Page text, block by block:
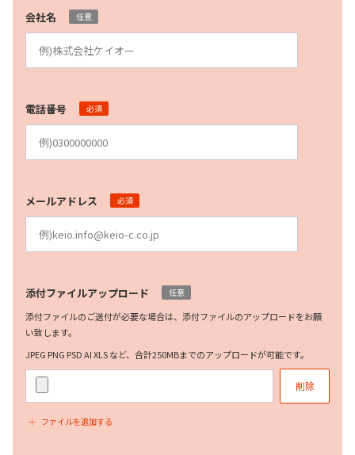
会社名 任意
電話番号 必須
メールアドレス 必須
添付ファイルアップロード 任意
添付ファイルのご送付が必要な場合は、添付ファイルのアップロードをお願
い致します。
JPEG PNG PSD AI XLS など、合計250MBまでのアップロードが可能です。
削除
ファイルを追加する